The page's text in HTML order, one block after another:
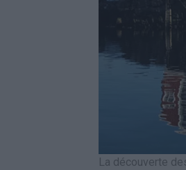
La découverte